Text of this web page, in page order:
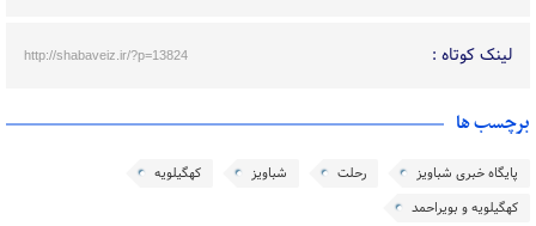
لینک کوتاه : http://shabaveiz.ir/?p=13824
برچسب ها
پایگاه خبری شباویز رحلت شباویز
کهگیلویه
کهگیلویه و بویراحمد